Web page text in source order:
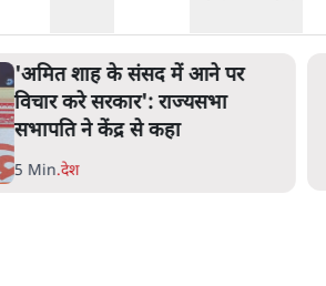
'अमित शाह के संसद में आने पर
विचार करे सरकार': राज्यसभा
सभापति ने केंद्र से कहा
5 Min.देश